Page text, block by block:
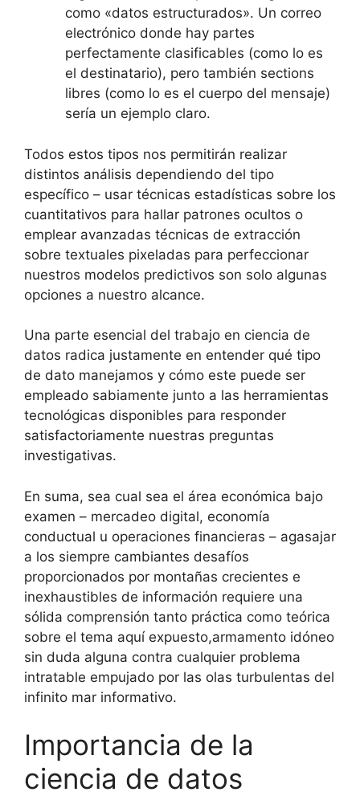
como «datos estructurados». Un correo
electrónico donde hay partes
perfectamente clasificables (como lo es
el destinatario), pero también sections
libres (como lo es el cuerpo del mensaje)
sería un ejemplo claro.
Todos estos tipos nos permitirán realizar
distintos análisis dependiendo del tipo
específico – usar técnicas estadísticas sobre los
cuantitativos para hallar patrones ocultos o
emplear avanzadas técnicas de extracción
sobre textuales pixeladas para perfeccionar
nuestros modelos predictivos son solo algunas
opciones a nuestro alcance.
Una parte esencial del trabajo en ciencia de
datos radica justamente en entender qué tipo
de dato manejamos y cómo este puede ser
empleado sabiamente junto a las herramientas
tecnológicas disponibles para responder
satisfactoriamente nuestras preguntas
investigativas.
En suma, sea cual sea el área económica bajo
examen – mercadeo digital, economía
conductual u operaciones financieras – agasajar
a los siempre cambiantes desafíos
proporcionados por montañas crecientes e
inexhaustibles de información requiere una
sólida comprensión tanto práctica como teórica
sobre el tema aquí expuesto,armamento idóneo
sin duda alguna contra cualquier problema
intratable empujado por las olas turbulentas del
infinito mar informativo.
Importancia de la
ciencia de datos